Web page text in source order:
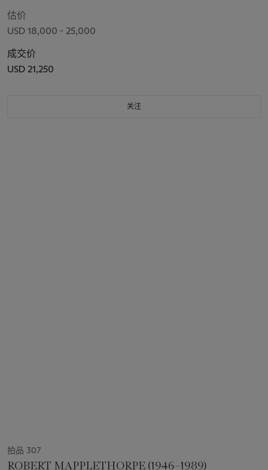
估价
USD 18,000 - 25,000
成交价
USD 21,250
关注
拍品 307
ROBERT MAPPLETHORPE (1946–1989)